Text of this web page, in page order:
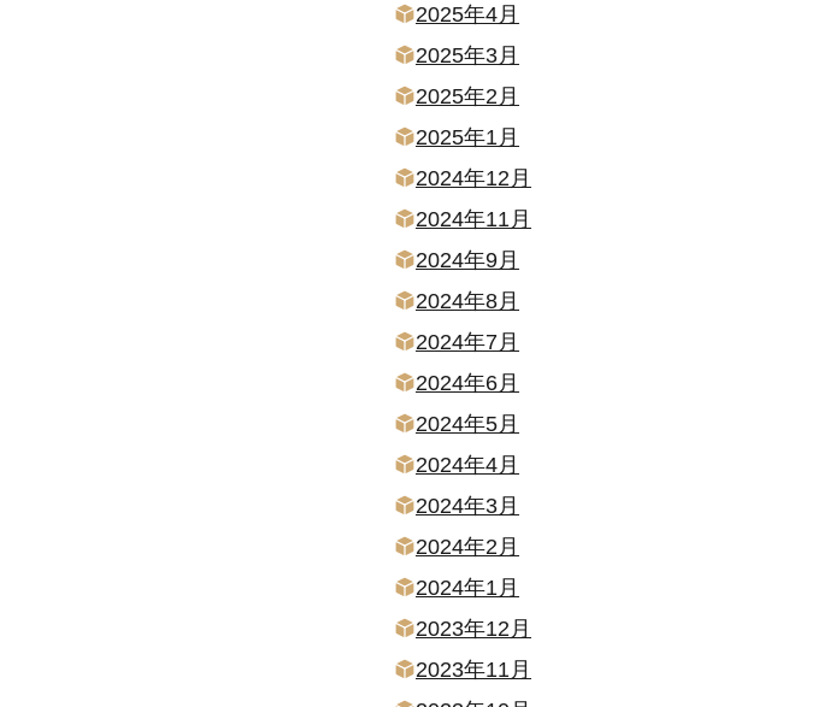
2025年4月
2025年3月
2025年2月
2025年1月
2024年12月
2024年11月
2024年9月
2024年8月
2024年7月
2024年6月
2024年5月
2024年4月
2024年3月
2024年2月
2024年1月
2023年12月
2023年11月